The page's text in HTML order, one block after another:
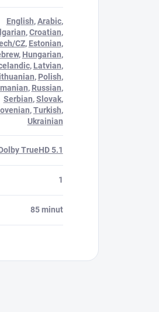
English,Arabic,
,Croatian,
CZ, Estonian,
, Hungarian,
, Latvian,
, Polish,
, Russian,
Serbian,Slovak,
,Turkish,
Ukrainian
TrueHD 5.1
1
85 minut